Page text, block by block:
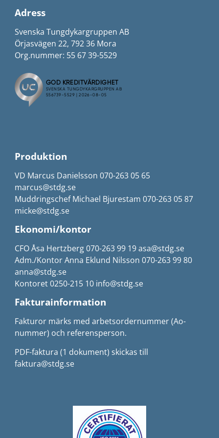
Adress
Svenska Tungdykargruppen AB
Örjasvägen 22, 792 36 Mora
Org.nummer: 55 67 39-5529
Produktion
VD Marcus Danielsson 070-263 05 65
marcus@stdg.se
Muddringschef Michael Bjurestam 070-263 05 87
micke@stdg.se
Ekonomi/kontor
CFO Åsa Hertzberg 070-263 99 19 asa@stdg.se
Adm./Kontor Anna Eklund Nilsson 070-263 99 80
anna@stdg.se
Kontoret 0250-215 10 info@stdg.se
Fakturainformation
Fakturor märks med arbetsordernummer (Ao-
nummer) och referensperson.
PDF-faktura (1 dokument) skickas till
faktura@stdg.se